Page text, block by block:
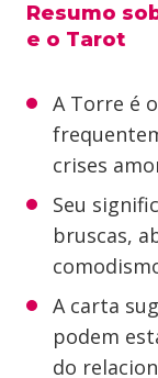
Resumo
e o Tarot
A Torre é
crises
Seu
bruscas,
A carta
podem
do